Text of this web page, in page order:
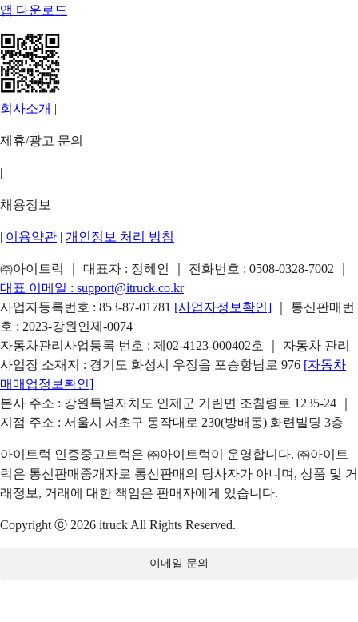
앱 다운로드
회사소개 |
제휴/광고 문의
|
채용정보
| 이용약관 | 개인정보 처리 방침
㈜아이트럭 ｜ 대표자 : 정혜인 ｜ 전화번호 : 0508-0328-7002
대표 이메일 : support@itruck.co.kr
사업자등록번호 : 853-87-01781 [사업자정보확인]
｜ 통신판매번
호 : 2023-강원인제-0074
자동차관리사업등록 번호 : 제02-4123-000402호 ｜ 자동차 관리
사업장 소재지 : 경기도 화성시 우정읍 포승항남로 976 [자동차
매매업정보확인]
본사 주소 : 강원특별자치도 인제군 기린면 조침령로 1235-24 ｜
지점 주소 : 서울시 서초구 동작대로 230(방배동) 화련빌딩 3층
아이트럭 인증중고트럭은 ㈜아이트럭이 운영합니다. ㈜아이트
럭은 통신판매중개자로 통신판매의 당사자가 아니며, 상품 및 거
래정보, 거래에 대한 책임은 판매자에게 있습니다.
Copyright ⓒ 2026 itruck All Rights Reserved.
이메일 문의